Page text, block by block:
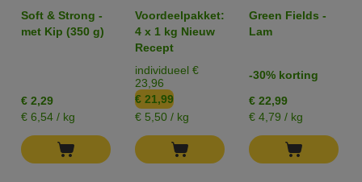
Wilderness
Droogvoer voor
Honden
Soft & Strong -
met Kip (350 g)
€ 2,29
€ 6,54 / kg
Adult "Wild
Hills" Eend -
Graanvrij
Voordeelpakket:
4 x 1 kg Nieuw
Recept
individueel €
23,96
€ 21,99
€ 5,50 / kg
Hondenvoer 6 x
800 g
Green Fields -
Lam
-30% korting
€ 22,99
€ 4,79 / kg